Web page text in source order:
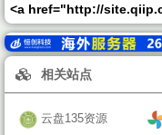
<a href="http://
相关站点
云盘135资源